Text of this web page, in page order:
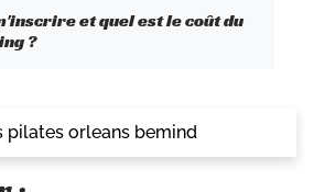
et quel est le coût du
?